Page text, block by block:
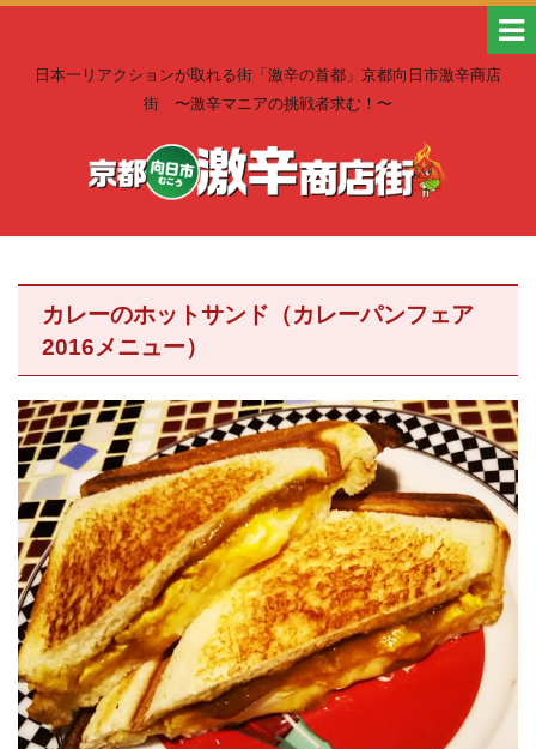
日本一リアクションが取れる街「激辛の首都」京都向日市激辛商店
街 〜激辛マニアの挑戦者求む！〜
カレーのホットサンド（カレーパンフェア
2016メニュー）